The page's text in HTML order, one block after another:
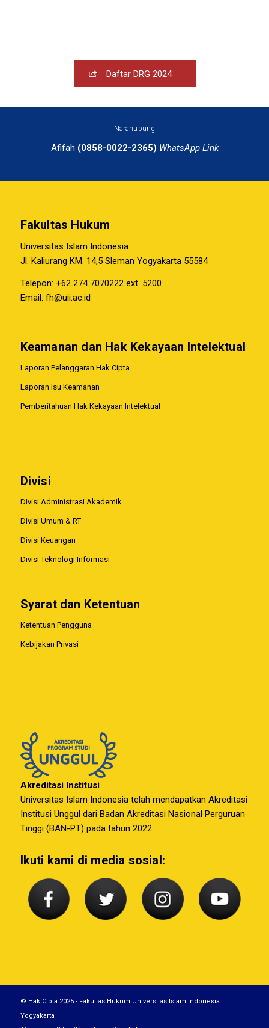
Daftar DRG 2024
Narahubung
Afifah (0858-0022-2365) WhatsApp Link
Fakultas Hukum
Universitas Islam Indonesia
Jl. Kaliurang KM. 14,5 Sleman Yogyakarta 55584
Telepon: +62 274 7070222 ext. 5200
Email: fh@uii.ac.id
Keamanan dan Hak Kekayaan Intelektual
Laporan Pelanggaran Hak Cipta
Laporan Isu Keamanan
Pemberitahuan Hak Kekayaan Intelektual
Divisi
Divisi Administrasi Akademik
Divisi Umum & RT
Divisi Keuangan
Divisi Teknologi Informasi
Syarat dan Ketentuan
Ketentuan Pengguna
Kebijakan Privasi
Akreditasi Institusi
Universitas Islam Indonesia telah mendapatkan Akreditasi
Institusi Unggul dari Badan Akreditasi Nasional Perguruan
Tinggi (BAN-PT) pada tahun 2022.
Ikuti kami di media sosial:
© Hak Cipta 2025 - Fakultas Hukum Universitas Islam Indonesia
Yogyakarta